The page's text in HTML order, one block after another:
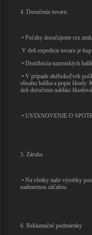
4. Doručenie tovaru
• Poťahy doručujeme cez
V deň expedície tovaru je
• Distribúcia tuzemských
• V prípade akéhokoľvek
obsahu balíka a popis škody.
deň doručenia nahlási
• USTANOVENIE O
5. Záruka
• Na všetky naše výrobky
nadmernou záťažou.
6. Reklamačné podmienky